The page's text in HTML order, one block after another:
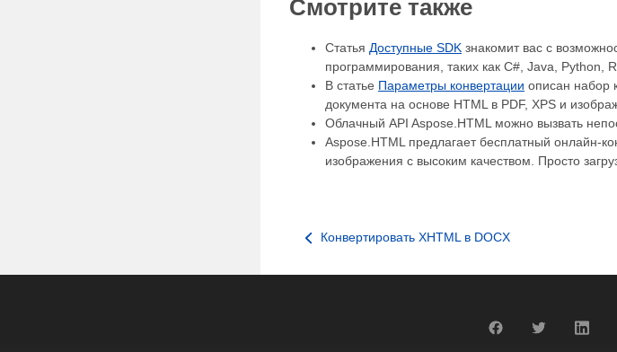
Смотрите также
Статья Доступные SDK знакомит вас с
программирования, таких как C#, Java, Python,
В статье Параметры конвертации описан набор
документа на основе HTML в PDF, XPS и
Облачный API Aspose.HTML можно вызвать
Aspose.HTML предлагает бесплатный онлайн-
изображения с высоким качеством. Просто
Конвертировать XHTML в DOCX